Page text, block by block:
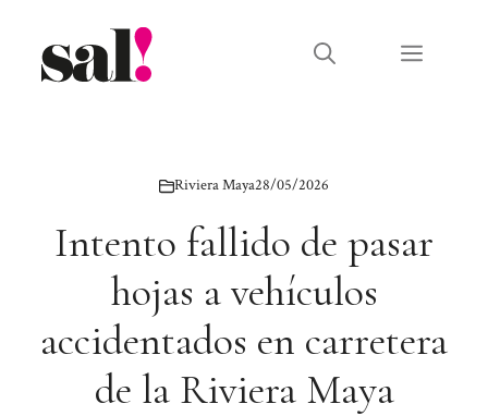
contenido
Menú
Riviera Maya28/05/2026
Intento fallido de pasar
hojas a vehículos
accidentados en carretera
de la Riviera Maya